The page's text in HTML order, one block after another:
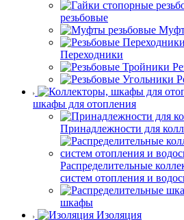
резьбовые
Переходники
шкафы для отопления
Принадлежности для
Распределительные
систем отопления и
шкафы
Изоляция